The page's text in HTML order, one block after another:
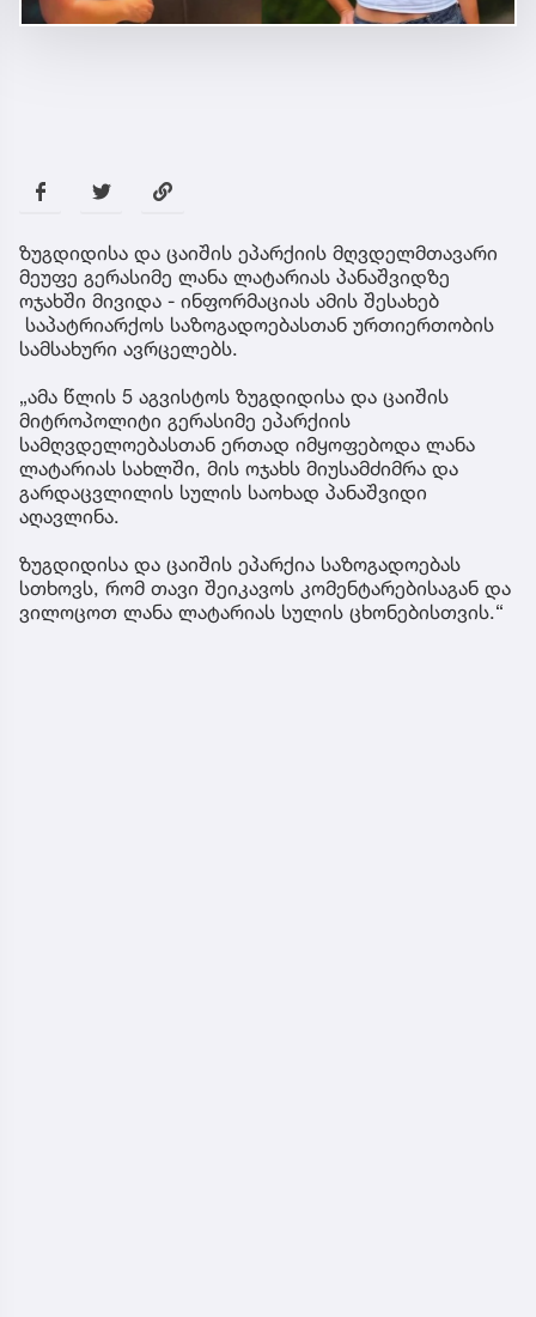
ზუგდიდისა და ცაიშის ეპარქიის მღვდელმთავარი
მეუფე გერასიმე ლანა ლატარიას პანაშვიდზე
ოჯახში მივიდა - ინფორმაციას ამის შესახებ
საპატრიარქოს საზოგადოებასთან ურთიერთობის
სამსახური ავრცელებს.
„ამა წლის 5 აგვისტოს ზუგდიდისა და ცაიშის
მიტროპოლიტი გერასიმე ეპარქიის
სამღვდელოებასთან ერთად იმყოფებოდა ლანა
ლატარიას სახლში, მის ოჯახს მიუსამძიმრა და
გარდაცვლილის სულის საოხად პანაშვიდი
აღავლინა.
ზუგდიდისა და ცაიშის ეპარქია საზოგადოებას
სთხოვს, რომ თავი შეიკავოს კომენტარებისაგან და
ვილოცოთ ლანა ლატარიას სულის ცხონებისთვის.“